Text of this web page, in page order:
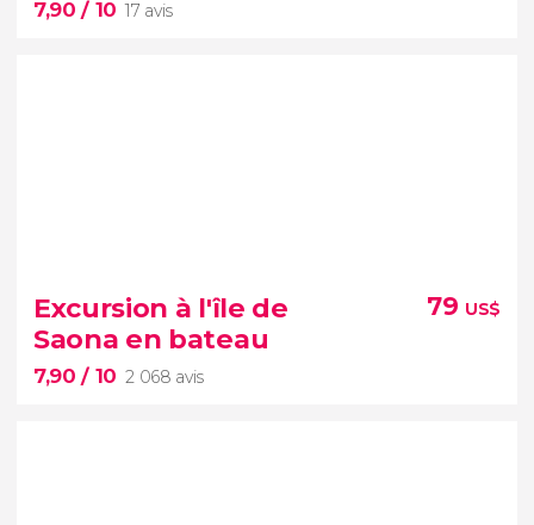
Domingue
7,90/ 10 17 avis
17 avis
billet pour le parc national Los Tres Ojos
sites les plus visités de Saint-Domingue.
Excursion à l'île de
Saona en bateau
7,90/ 10 2 068 avis
79 US$